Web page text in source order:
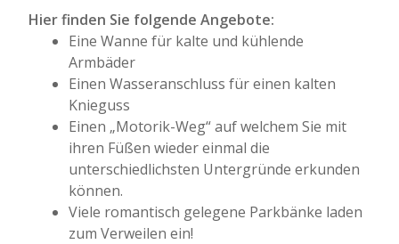
Hier finden Sie folgende Angebote:
Eine Wanne für kalte und kühlende
Armbäder
Einen Wasseranschluss für einen kalten
Knieguss
Einen „Motorik-Weg“ auf welchem Sie mit
ihren Füßen wieder einmal die
unterschiedlichsten Untergründe erkunden
können.
Viele romantisch gelegene Parkbänke laden
zum Verweilen ein!